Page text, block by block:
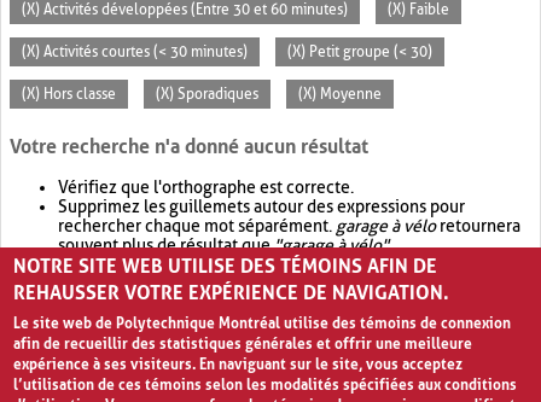
(X) Activités développées (Entre 30 et 60 minutes) (X) Faible
(X) Activités courtes (< 30 minutes) (X) Petit groupe (< 30)
(X) Hors classe (X) Sporadiques (X) Moyenne
Votre recherche n'a donné aucun résultat
Vérifiez que l'orthographe est correcte.
Supprimez les guillemets autour des expressions pour
rechercher chaque mot séparément. garage à véloretournera
souvent plus de résultat que"garage à vélo".
Envisagez d'élargir votre recherche avec OR.garage OR vélo
retournera souvent plus de résultat quegarage à vélo
NOTRE SITE WEB UTILISE DES TÉMOINS AFIN DE
REHAUSSER VOTRE EXPÉRIENCE DE NAVIGATION.
Le site web de Polytechnique Montréal utilise des témoins de connexion
afin de recueillir des statistiques générales et offrir une meilleure
expérience à ses visiteurs. En naviguant sur le site, vous acceptez
l’utilisation de ces témoins selon les modalités spécifiées aux conditions